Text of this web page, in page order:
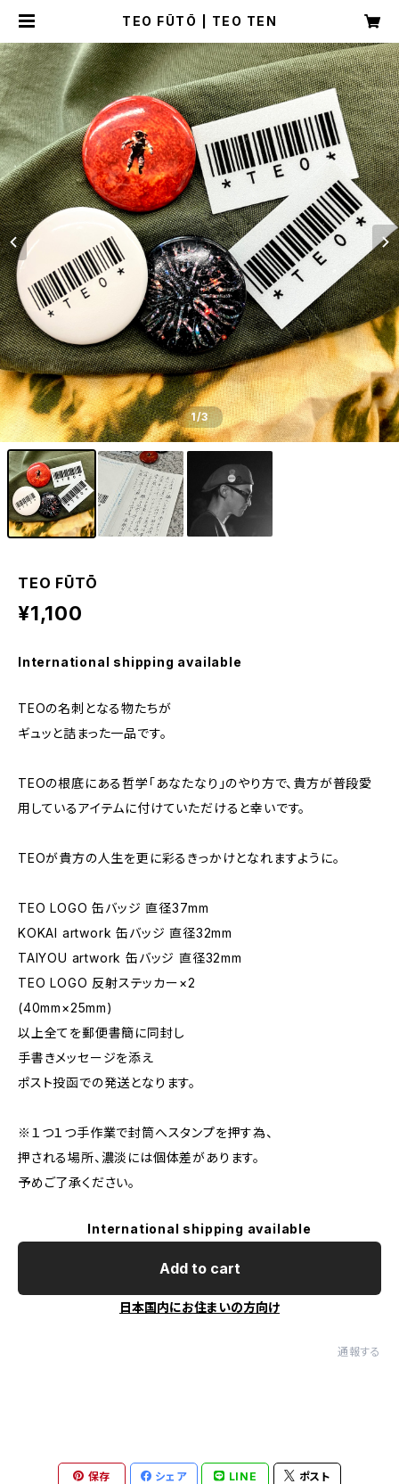
TEO FŪTŌ | TEO TEN
1/3
TEO FŪTŌ
¥1,100
International shipping available
TEOの名刺となる物たちが
ギュッと詰まった一品です。
TEOの根底にある哲学「あなたなり」のやり方で、貴方が普段愛
用しているアイテムに付けていただけると幸いです。
TEOが貴方の人生を更に彩るきっかけとなれますように。
TEO LOGO 缶バッジ 直径37mm
KOKAI artwork 缶バッジ 直径32mm
TAIYOU artwork 缶バッジ 直径32mm
TEO LOGO 反射ステッカー×2
(40mm×25mm)
以上全てを郵便書簡に同封し
手書きメッセージを添え
ポスト投函での発送となります。
※１つ１つ手作業で封筒へスタンプを押す為、
押される場所、濃淡には個体差があります。
予めご了承ください。
International shipping available
Add to cart
日本国内にお住まいの方向け
通報する
保存 シェア LINE ポスト